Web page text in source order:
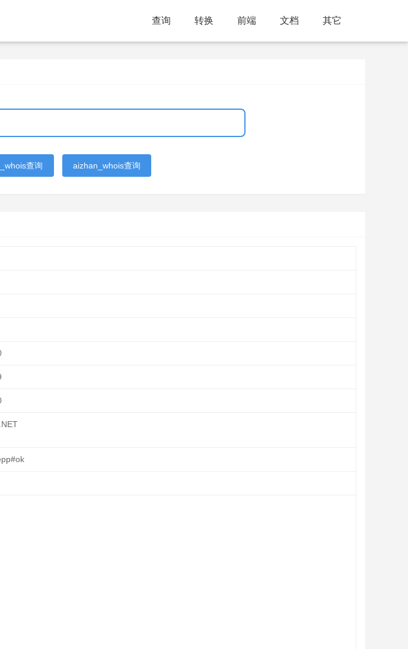
查询 转换 前端 文档 其它
查询 aizhan_whois查询